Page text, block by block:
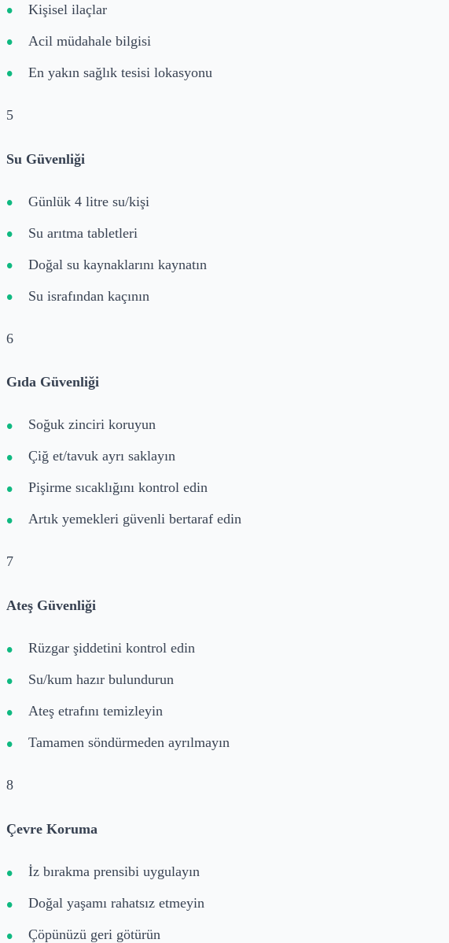
Kişisel ilaçlar
Acil müdahale bilgisi
En yakın sağlık tesisi lokasyonu
5
Su Güvenliği
Günlük 4 litre su/kişi
Su arıtma tabletleri
Doğal su kaynaklarını kaynatın
Su israfından kaçının
6
Gıda Güvenliği
Soğuk zinciri koruyun
Çiğ et/tavuk ayrı saklayın
Pişirme sıcaklığını kontrol edin
Artık yemekleri güvenli bertaraf edin
7
Ateş Güvenliği
Rüzgar şiddetini kontrol edin
Su/kum hazır bulundurun
Ateş etrafını temizleyin
Tamamen söndürmeden ayrılmayın
8
Çevre Koruma
İz bırakma prensibi uygulayın
Doğal yaşamı rahatsız etmeyin
Çöpünüzü geri götürün